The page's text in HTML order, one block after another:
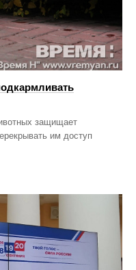
защищает
им доступ